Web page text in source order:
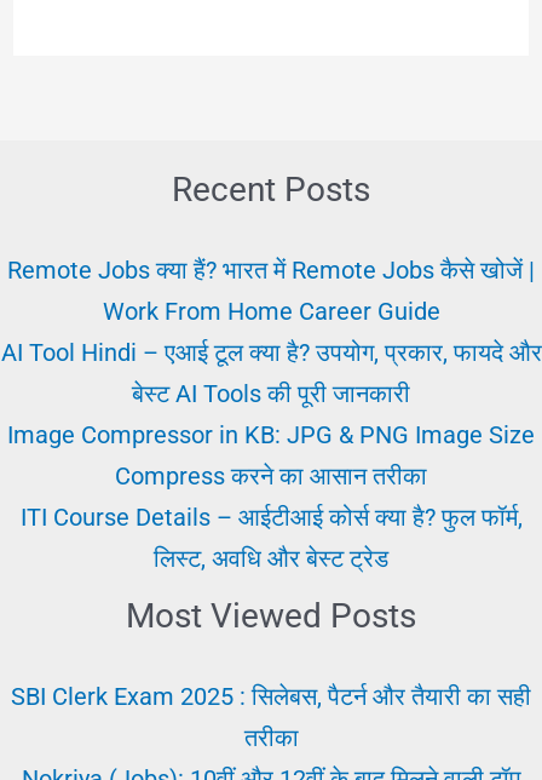
कैसे
|
से
पूरी
Recent Posts
Remote Jobs क्या हैं? भारत में Remote Jobs कैसे खोजें |
Work From Home Career Guide
AI Tool Hindi – एआई टूल क्या है? उपयोग, प्रकार, फायदे और
बेस्ट AI Tools की पूरी जानकारी
Image Compressor in KB: JPG & PNG Image Size
Compress करने का आसान तरीका
ITI Course Details – आईटीआई कोर्स क्या है? फुल फॉर्म,
लिस्ट, अवधि और बेस्ट ट्रेड
Most Viewed Posts
SBI Clerk Exam 2025 : सिलेबस, पैटर्न और तैयारी का सही
तरीका